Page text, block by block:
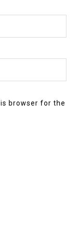
browser for the